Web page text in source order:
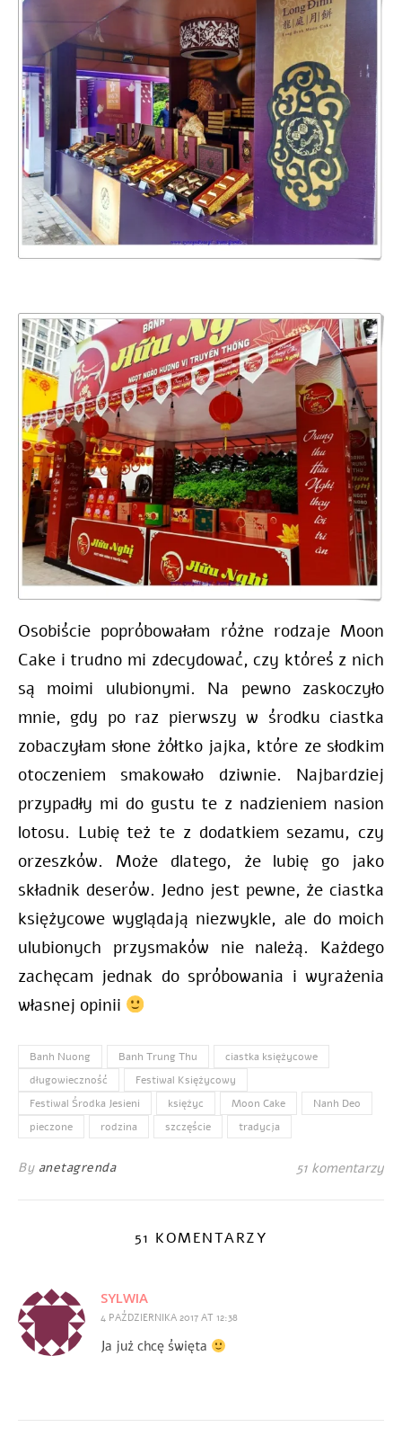
Osobiście popróbowałam różne rodzaje Moon
Cake i trudno mi zdecydować, czy któreś z nich
są moimi ulubionymi. Na pewno zaskoczyło
mnie, gdy po raz pierwszy w środku ciastka
zobaczyłam słone żółtko jajka, które ze słodkim
otoczeniem smakowało dziwnie. Najbardziej
przypadły mi do gustu te z nadzieniem nasion
lotosu. Lubię też te z dodatkiem sezamu, czy
orzeszków. Może dlatego, że lubię go jako
składnik deserów. Jedno jest pewne, że ciastka
księżycowe wyglądają niezwykle, ale do moich
ulubionych przysmaków nie należą. Każdego
zachęcam jednak do spróbowania i wyrażenia
własnej opinii
Banh Nuong Banh Trung Thu
ciastka księżycowe
długowieczność
Festiwal Księżycowy
Festiwal Środka Jesieni
księżyc Moon Cake
Nanh Deo
pieczone
rodzina szczęście tradycja
By anetagrenda 51 komentarzy
51 KOMENTARZY
SYLWIA
4 PAŹDZIERNIKA 2017 AT 12:38
Ja już chcę święta